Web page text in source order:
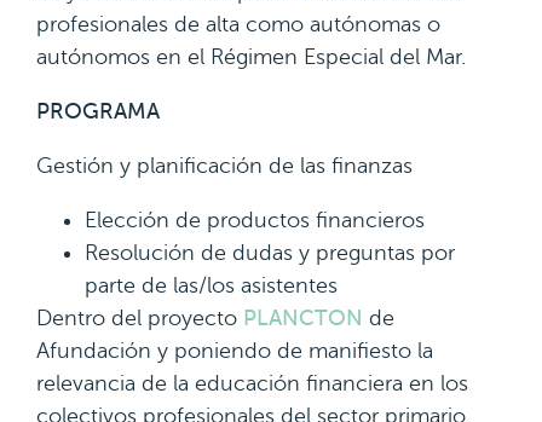
profesionales de alta como autónomas o
autónomos en el Régimen Especial del Mar.
PROGRAMA
Gestión y planificación de las finanzas
Elección de productos financieros
Resolución de dudas y preguntas por
parte de las/los asistentes
Dentro del proyecto PLANCTON de
Afundación y poniendo de manifiesto la
relevancia de la educación financiera en los
colectivos profesionales del sector primario,